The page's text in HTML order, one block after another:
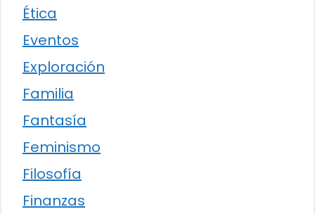
Ética
Eventos
Exploración
Familia
Fantasía
Feminismo
Filosofía
Finanzas